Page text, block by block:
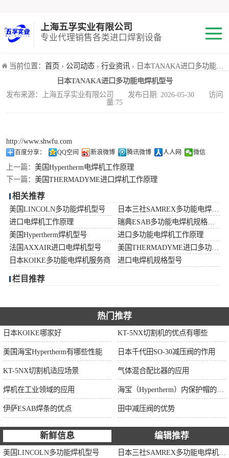
上海五孚实业有限公司
专业代理销售各类进口焊割设备
当前位置： 首页 › 公司动态 › 行业资讯 › 日本TANAKA进口多功能电焊机型号
日本TANAKA进口多功能电焊机型号
发布来源：上海五孚实业有限公司 发布日期: 2026-05-30 访问
量:75
http://www.shwfu.com
百度分享： QQ空间 新浪微博 腾讯微博 人人网 微信
上一篇： 美国Hypertherm电焊机工作原理
下一篇： 美国THERMADYME进口焊机工作原理
相关推荐
美国LINCOLN多功能焊机型号
进口电焊机工作原理
美国Hypertherm焊机型号
进口多功能电焊机工作原理
法国AXXAIR进口电焊机型号
日本KOIKE多功能电焊机服务商
进口电焊机规格型号
栏目推荐
热门推荐
日本KOIKE哪家好 KT-5NX切割机的优点有哪些
美国海宝Hypertherm有哪些性能 日本千代田SO-30减压阀的作用
KT-5NX切割机适应场景 气体混合配比器的应用
焊机在工业领域的应用
伊萨ESAB焊条的优点 田中减压阀的优势
新鲜信息 编辑推荐
美国LINCOLN多功能焊机型号
焊机
切割机
小池划线嘴
气体混合配比器
海宝Hypertherm
减压阀
伊萨ESAB焊条
面罩